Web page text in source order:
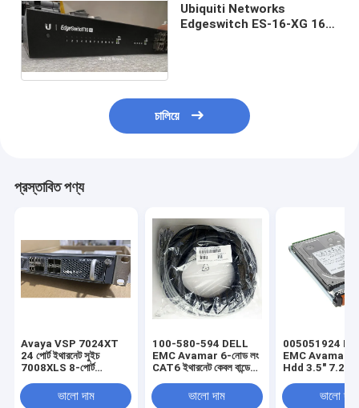
Ubiquiti Networks
Edgeswitch ES-16-XG 16
চালিয়ে
প্রস্তাবিত পণ্য
Avaya VSP 7024XT
24 পোর্ট ইথারনেট সুইচ
7008XLS 8-পোর্ট
ভালো দাম
100-580-594 DELL
EMC Avamar 6-নোড লং
CAT6 ইথারনেট কেবল বান্ডেল
ভালো দাম
005051924
EMC Avamar
Hdd 3.5" 7.2K
ভালো দাম